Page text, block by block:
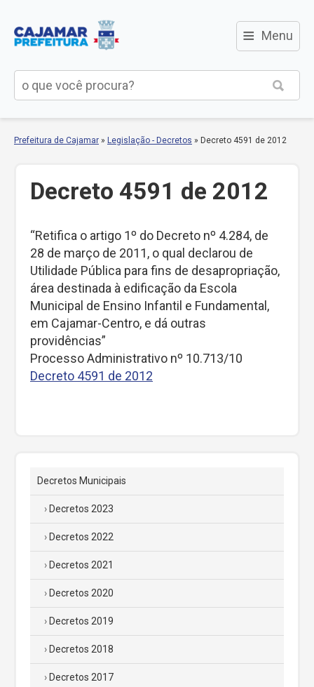
≡ Menu
Prefeitura de Cajamar » Legislação - Decretos » Decreto 4591 de 2012
Decreto 4591 de 2012
“Retifica o artigo 1º do Decreto nº 4.284, de
28 de março de 2011, o qual declarou de
Utilidade Pública para fins de desapropriação,
área destinada à edificação da Escola
Municipal de Ensino Infantil e Fundamental,
em Cajamar-Centro, e dá outras
providências”
Processo Administrativo nº 10.713/10
Decreto 4591 de 2012
Decretos Municipais
Decretos 2023
Decretos 2022
Decretos 2021
Decretos 2020
Decretos 2019
Decretos 2018
Decretos 2017